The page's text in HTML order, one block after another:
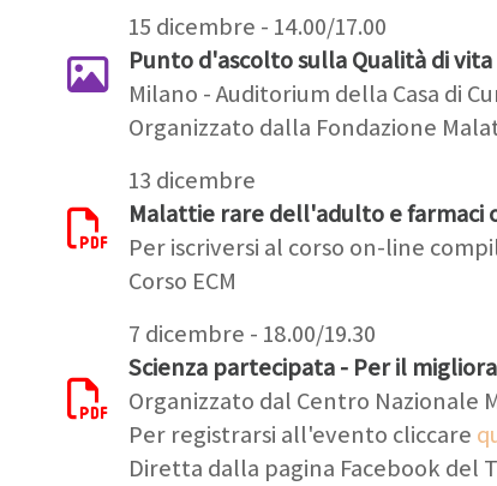
15 dicembre - 14.00/17.00
Punto d'ascolto sulla Qualità di
Milano - Auditorium della Casa di
Organizzato dalla Fondazione
13 dicembre
Malattie rare dell'adulto e farmaci
Per iscriversi al corso on-line
Corso ECM
7 dicembre - 18.00/19.30
Scienza partecipata - Per il
Organizzato dal Centro Nazionale
Per registrarsi all'evento cliccare
Diretta dalla pagina Facebook del